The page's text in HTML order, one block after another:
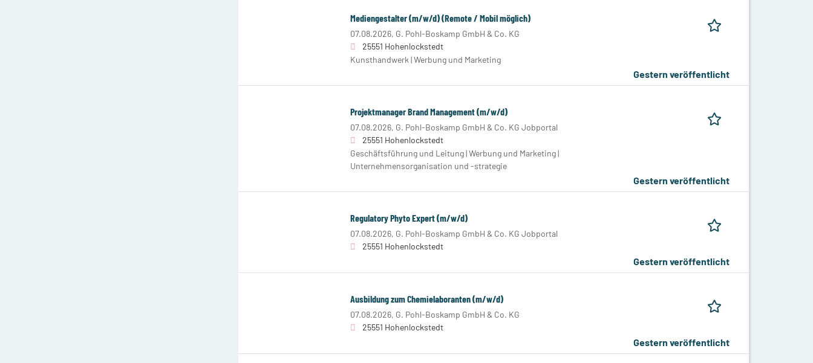
Mediengestalter (m/w/d) (Remote / Mobil möglich)
07.08.2026, G. Pohl-Boskamp GmbH & Co. KG
25551 Hohenlockstedt
Kunsthandwerk | Werbung und Marketing
Gestern veröffentlicht
Projektmanager Brand Management (m/w/d)
07.08.2026, G. Pohl-Boskamp GmbH & Co. KG Jobportal
25551 Hohenlockstedt
Geschäftsführung und Leitung | Werbung und Marketing |
Unternehmensorganisation und -strategie
Gestern veröffentlicht
Regulatory Phyto Expert (m/w/d)
07.08.2026, G. Pohl-Boskamp GmbH & Co. KG Jobportal
25551 Hohenlockstedt
Gestern veröffentlicht
Ausbildung zum Chemielaboranten (m/w/d)
07.08.2026, G. Pohl-Boskamp GmbH & Co. KG
25551 Hohenlockstedt
Gestern veröffentlicht